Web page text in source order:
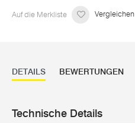
Auf die Merkliste Vergleichen
DETAILS BEWERTUNGEN
Technische Details